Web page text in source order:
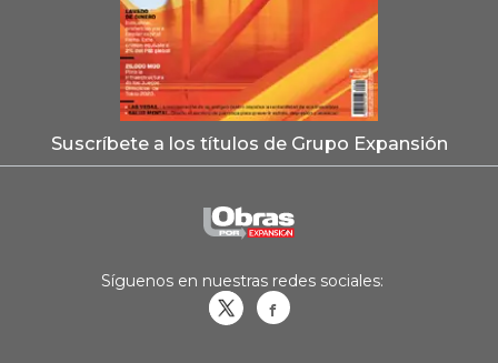
Suscríbete a los títulos de Grupo Expansión
Síguenos en nuestras redes sociales: